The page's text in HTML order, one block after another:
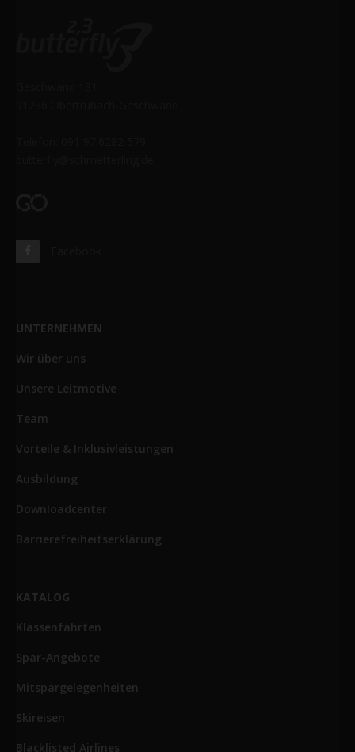
UNTERNEHMEN
Wir über uns
Unsere Leitmotive
Team
Vorteile & Inklusivleistungen
Ausbildung
Downloadcenter
Barrierefreiheitserklärung
KATALOG
Klassenfahrten
Spar-Angebote
Mitspargelegenheiten
Skireisen
Blacklisted Airlines